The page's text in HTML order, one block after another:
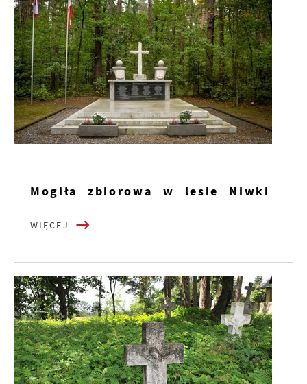
Mogiła zbiorowa w lesie Niwki
WIĘCEJ